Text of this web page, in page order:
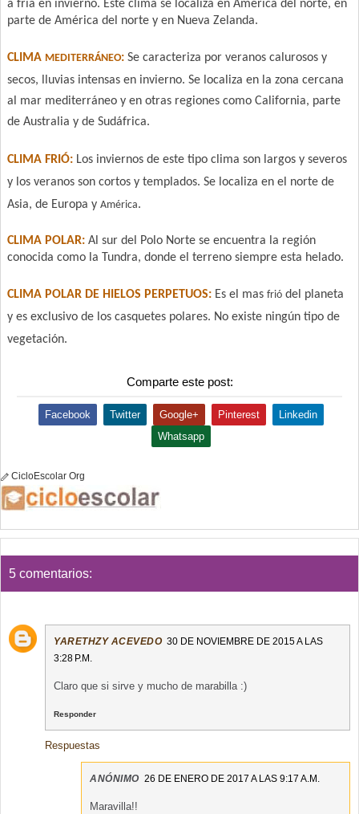
a fría en invierno. Este clima se localiza en América del norte, en
parte de América del norte y en Nueva Zelanda.
CLIMA MEDITERRÁNEO: Se caracteriza por veranos calurosos y
secos, lluvias intensas en invierno. Se localiza en la zona cercana
al mar mediterráneo y en otras regiones como California, parte
de Australia y de Sudáfrica.
CLIMA FRIÓ: Los inviernos de este tipo clima son largos y severos
y los veranos son cortos y templados. Se localiza en el norte de
Asia, de Europa y América.
CLIMA POLAR: Al sur del Polo Norte se encuentra la región
conocida como la Tundra, donde el terreno siempre esta helado.
CLIMA POLAR DE HIELOS PERPETUOS: Es el mas frió del planeta
y es exclusivo de los casquetes polares. No existe ningún tipo de
vegetación.
Comparte este post:
Facebook Twitter Google+ Pinterest
Linkedin
Whatsapp
CicloEscolar Org
5 comentarios:
YARETHZY ACEVEDO 30 DE NOVIEMBRE DE 2015 A LAS
3:28 P.M.
Claro que si sirve y mucho de marabilla :)
Responder
Respuestas
ANÓNIMO 26 DE ENERO DE 2017 A LAS 9:17 A.M.
Maravilla!!